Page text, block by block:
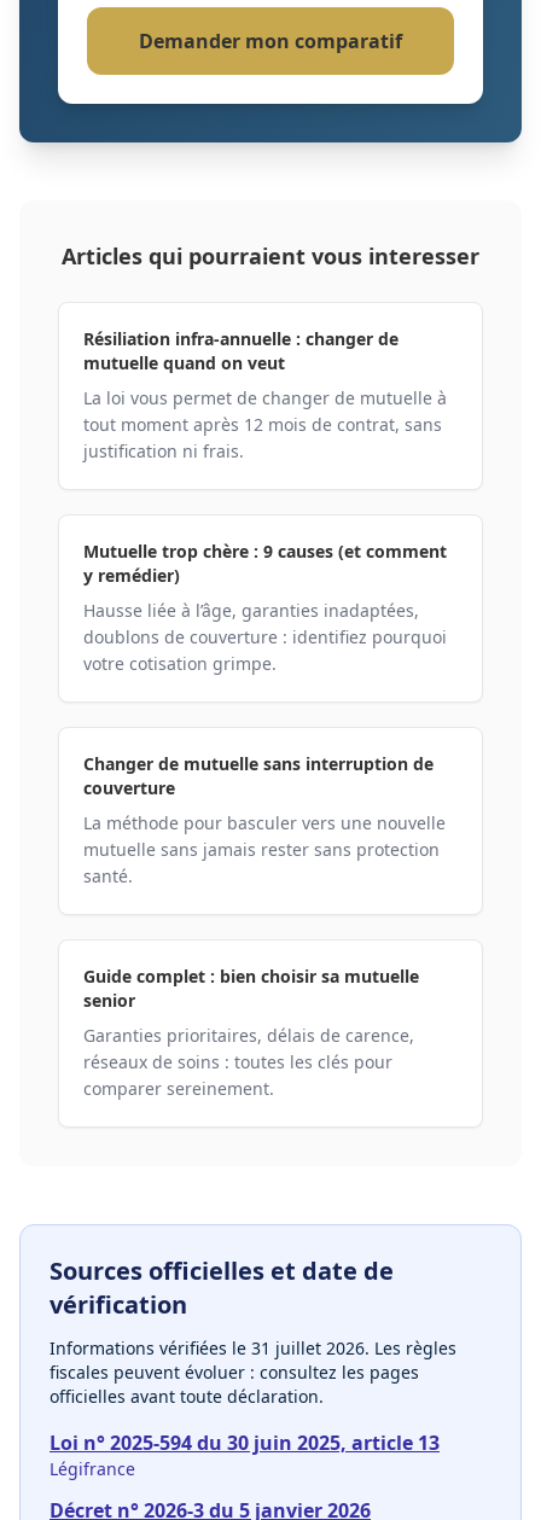
Demander mon comparatif
Articles qui pourraient vous interesser
Résiliation infra-annuelle : changer de
mutuelle quand on veut
La loi vous permet de changer de mutuelle à
tout moment après 12 mois de contrat, sans
justification ni frais.
Mutuelle trop chère : 9 causes (et comment
y remédier)
Hausse liée à l’âge, garanties inadaptées,
doublons de couverture : identifiez pourquoi
votre cotisation grimpe.
Changer de mutuelle sans interruption de
couverture
La méthode pour basculer vers une nouvelle
mutuelle sans jamais rester sans protection
santé.
Guide complet : bien choisir sa mutuelle
senior
Garanties prioritaires, délais de carence,
réseaux de soins : toutes les clés pour
comparer sereinement.
Sources officielles et date de
vérification
Informations vérifiées le 31 juillet 2026. Les règles
fiscales peuvent évoluer : consultez les pages
officielles avant toute déclaration.
Loi n° 2025-594 du 30 juin 2025, article 13
Légifrance
Décret n° 2026-3 du 5 janvier 2026